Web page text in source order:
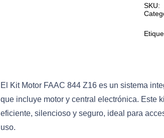
SKU:
El Kit Motor FAAC 844 Z16 es un sistema
que incluye motor y central electrónica. Este
eficiente, silencioso y seguro, ideal para
uso.